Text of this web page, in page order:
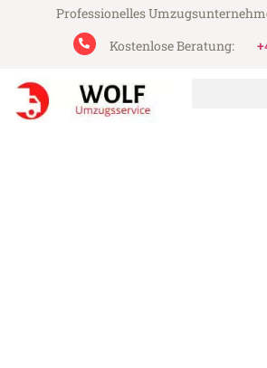
Professionelles
Kostenlose Beratung: